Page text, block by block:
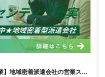
】地域密着派遣会社の営業スタ